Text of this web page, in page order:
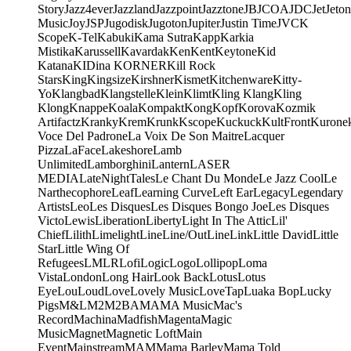
StoryJazz4everJazzlandJazzpointJazztoneJBJCOAJDCJetJeton
MusicJoyJSPJugodiskJugotonJupiterJustin TimeJVCK
ScopeK-TelKabukiKama SutraKappKarkia
MistikaKarussellKavardakKenKentKeytoneKid
KatanaKIDina KORNERKill Rock
StarsKingKingsizeKirshnerKismetKitchenwareKitty-
YoKlangbadKlangstelleKleinKlimtKling KlangKling
KlongKnappeKoalaKompaktKongKopfKorovaKozmik
ArtifactzKrankyKremKrunkKscopeKuckuckKultFront
Voce Del PadroneLa Voix De Son MaitreLacquer
PizzaLaFaceLakeshoreLamb
UnlimitedLamborghiniLanternLASER
MEDIALateNightTalesLe Chant Du MondeLe Jazz CoolLe
NarthecophoreLeafLearning CurveLeft EarLegacyLegendary
ArtistsLeoLes DisquesLes Disques Bongo JoeLes Disques
VictoLewisLiberationLibertyLight In The AtticLil'
ChiefLilithLimelightLineLine/OutLineLinkLittle DavidLittle
StarLittle Wing Of
RefugeesLMLRLofiLogicLogoLollipopLoma
VistaLondonLong HairLook BackLotusLotus
EyeLouLoudLoveLovely MusicLoveTapLuaka BopLucky
PigsM&LM2M2BAMAMA MusicMac's
RecordMachinaMadfishMagentaMagic
MusicMagnetMagnetic LoftMain
EventMainstreamMAMMama BarleyMama Told